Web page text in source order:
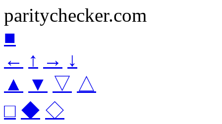
paritychecker.com
■
← ↑ → ↓
▲
▼ ▽ △
□ ◆ ◇